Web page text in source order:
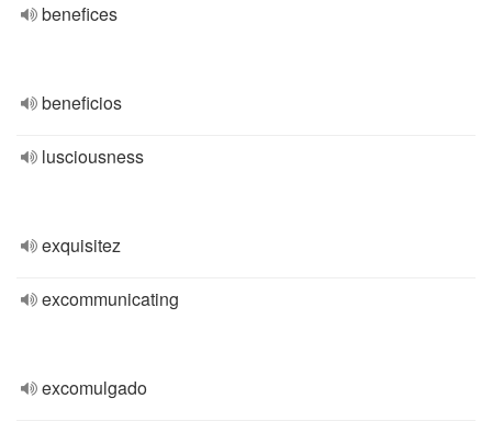
benefices
beneficios
lusciousness
exquisitez
excommunicating
excomulgado